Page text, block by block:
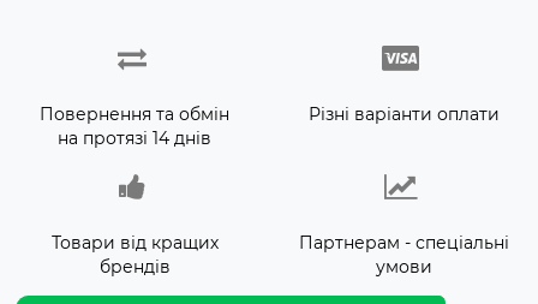
Повернення та обмін
на протязі 14 днів
Різні варіанти оплати
Товари від кращих
брендів
Партнерам - спеціальні
умови